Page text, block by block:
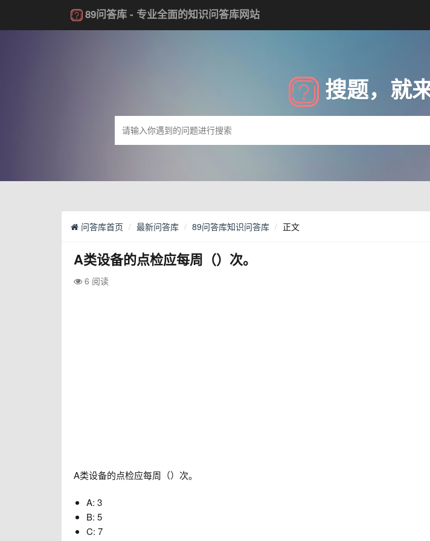
89问答库 - 专业全面的知识问答库网站
搜题，就
问答库首页 最新问答库 89问答库知识问答库 正文
A类设备的点检应每周（）次。
6 阅读
A类设备的点检应每周（）次。
A: 3
B: 5
C: 7